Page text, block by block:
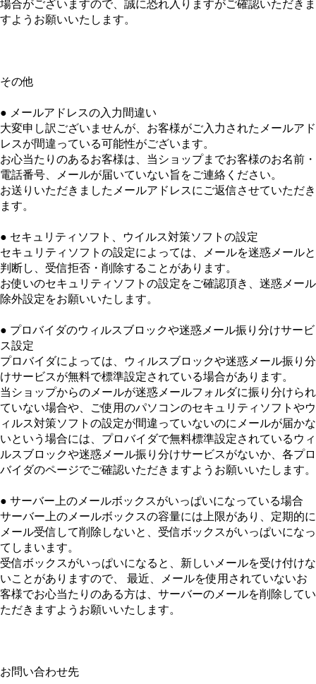
場合がございますので、誠に恐れ入りますがご確認いただきま
すようお願いいたします。
その他
● メールアドレスの入力間違い
大変申し訳ございませんが、お客様がご入力されたメールアド
レスが間違っている可能性がございます。
お心当たりのあるお客様は、当ショップまでお客様のお名前・
電話番号、メールが届いていない旨をご連絡ください。
お送りいただきましたメールアドレスにご返信させていただき
ます。
● セキュリティソフト、ウイルス対策ソフトの設定
セキュリティソフトの設定によっては、メールを迷惑メールと
判断し、受信拒否・削除することがあります。
お使いのセキュリティソフトの設定をご確認頂き、迷惑メール
除外設定をお願いいたします。
● プロバイダのウィルスブロックや迷惑メール振り分けサービ
ス設定
プロバイダによっては、ウィルスブロックや迷惑メール振り分
けサービスが無料で標準設定されている場合があります。
当ショップからのメールが迷惑メールフォルダに振り分けられ
ていない場合や、ご使用のパソコンのセキュリティソフトやウ
ィルス対策ソフトの設定が間違っていないのにメールが届かな
いという場合には、プロバイダで無料標準設定されているウィ
ルスブロックや迷惑メール振り分けサービスがないか、各プロ
バイダのページでご確認いただきますようお願いいたします。
● サーバー上のメールボックスがいっぱいになっている場合
サーバー上のメールボックスの容量には上限があり、定期的に
メール受信して削除しないと、受信ボックスがいっぱいになっ
てしまいます。
受信ボックスがいっぱいになると、新しいメールを受け付けな
いことがありますので、 最近、メールを使用されていないお
客様でお心当たりのある方は、サーバーのメールを削除してい
ただきますようお願いいたします。
お問い合わせ先